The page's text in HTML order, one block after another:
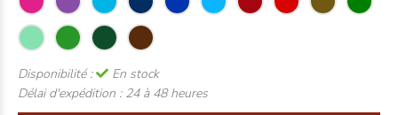
Disponibilité :
En stock
Délai d'expédition : 24 à 48 heures